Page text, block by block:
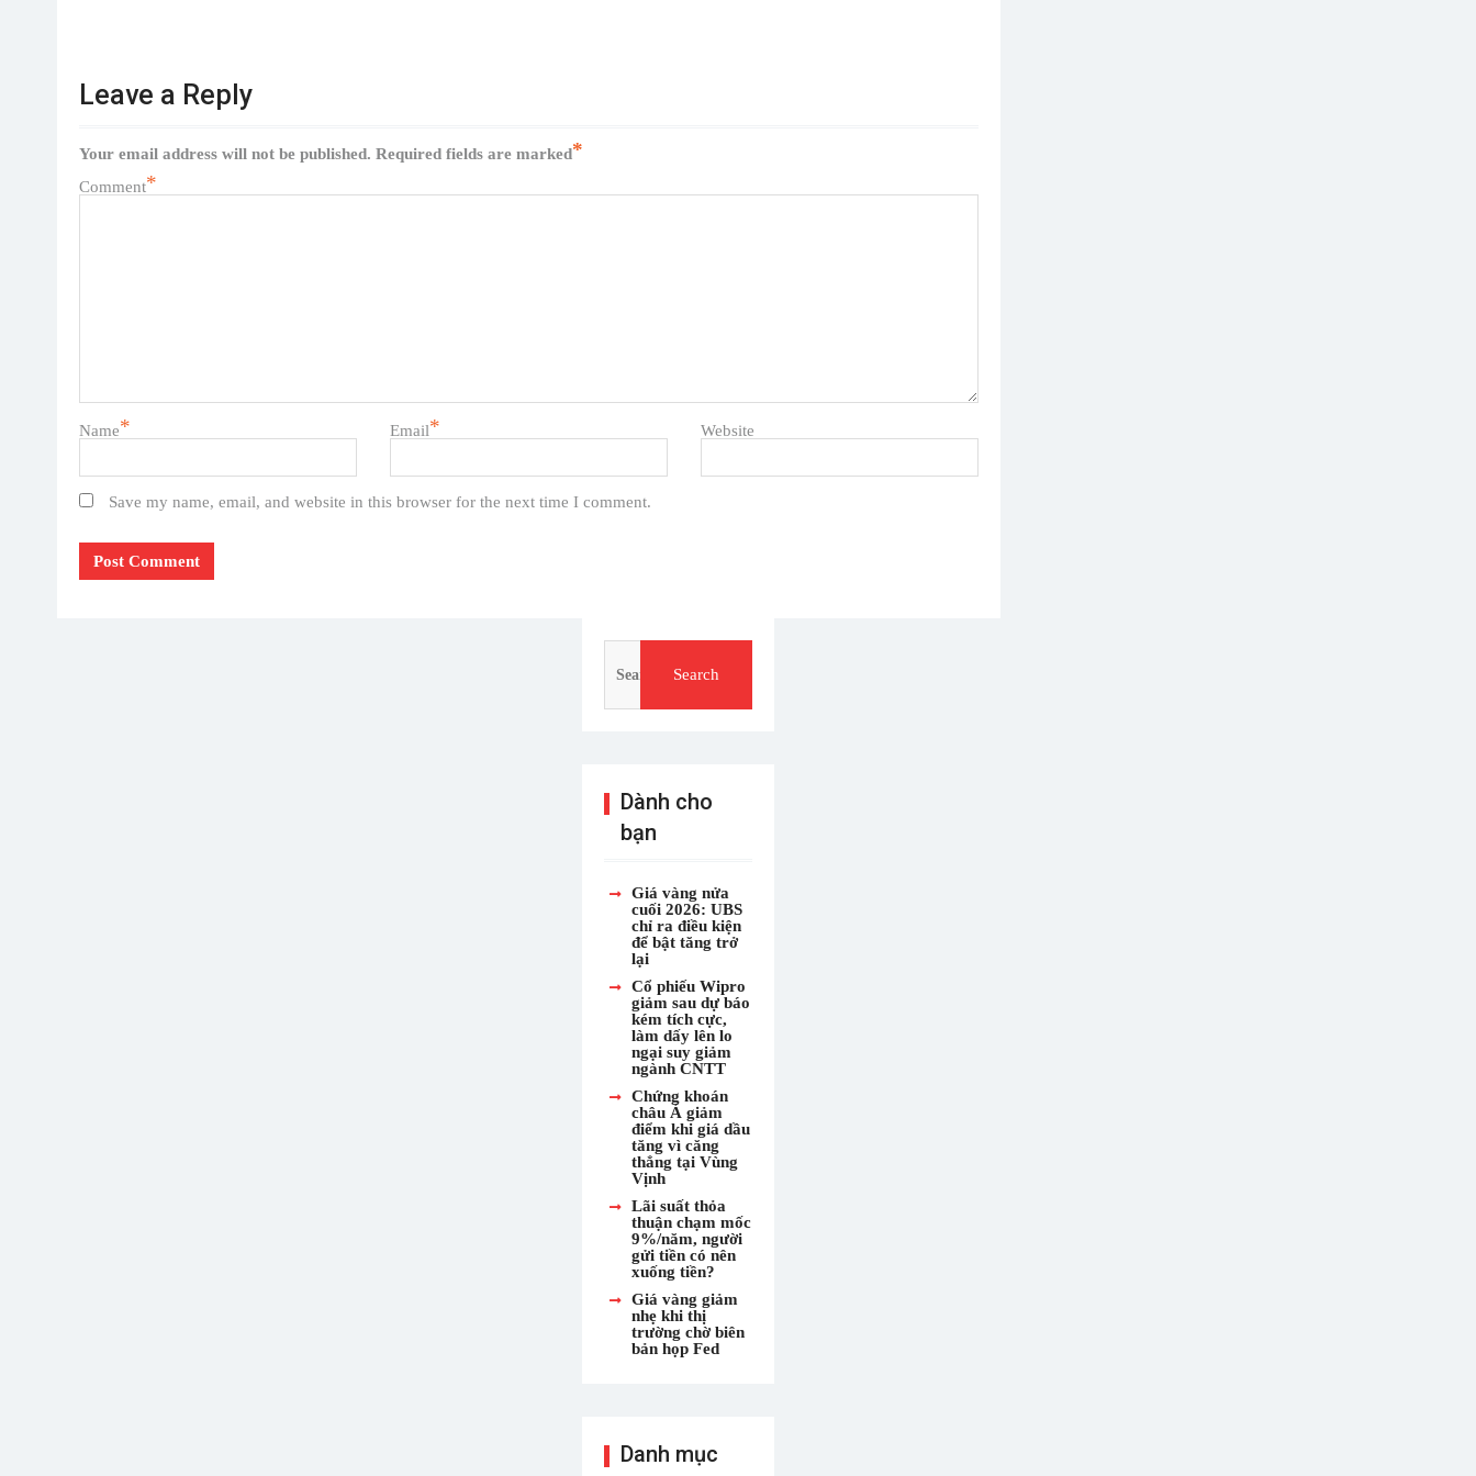
Leave a Reply
Your email address will not be published. Required fields are marked*
Comment*
Name* Email* Website
Save my name, email, and website in this browser for the next time I comment.
Search
Dành cho
bạn
Giá vàng nửa
cuối 2026: UBS
chỉ ra điều kiện
để bật tăng trở
lại
Cổ phiếu Wipro
giảm sau dự báo
kém tích cực,
làm dấy lên lo
ngại suy giảm
ngành CNTT
Chứng khoán
châu Á giảm
điểm khi giá dầu
tăng vì căng
thẳng tại Vùng
Vịnh
Lãi suất thỏa
thuận chạm mốc
9%/năm, người
gửi tiền có nên
xuống tiền?
Giá vàng giảm
nhẹ khi thị
trường chờ biên
bản họp Fed
Danh mục